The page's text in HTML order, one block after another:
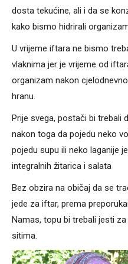
dosta tekućine, ali i da se
kako bismo hidrirali
U vrijeme iftara ne bismo
vlaknima jer je vrijeme od
organizam nakon
hranu.
Prije svega, postači bi trebali
nakon toga da pojedu neko
pojedu supu ili neko laganije
integralnih žitarica i salata
Bez obzira na običaj da se
jede za iftar, prema
Namas, topu bi trebali jesti
sitima.